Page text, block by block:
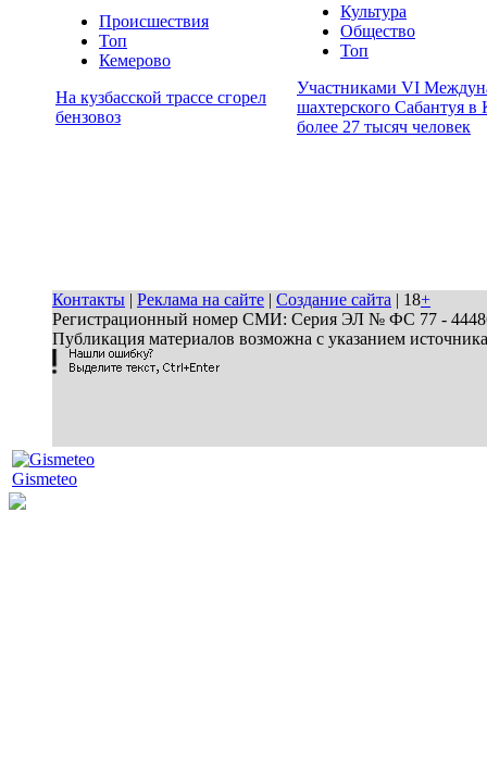
Происшествия
Топ
Кемерово
На кузбасской трассе сгорел
бензовоз
Культура
Общество
Топ
Участниками VI
шахтерского Сабантуя в
более 27 тысяч человек
Контакты | Реклама на сайте | Создание сайта | 18+
Регистрационный номер СМИ: Серия ЭЛ № ФС 77 - 44486
Публикация материалов возможна с указанием
Gismeteo